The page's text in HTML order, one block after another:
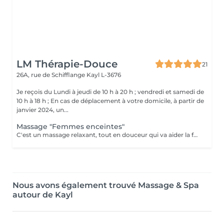
LM Thérapie-Douce
21
26A, rue de Schifflange Kayl L-3676
Je reçois du Lundi à jeudi de 10 h à 20 h ; vendredi et samedi de
10 h à 18 h ; En cas de déplacement à votre domicile, à partir de
janvier 2024, un...
Massage "Femmes enceintes"
C'est un massage relaxant, tout en douceur qui va aider la future maman à préparer son accouchement en toute sérénité, il soulage les douleurs du corps, améliore le sommeil, atténue la fatigue... Contre indication : à éviter les 3 premiers mois de grossesse.
Nous avons également trouvé Massage & Spa
autour de Kayl